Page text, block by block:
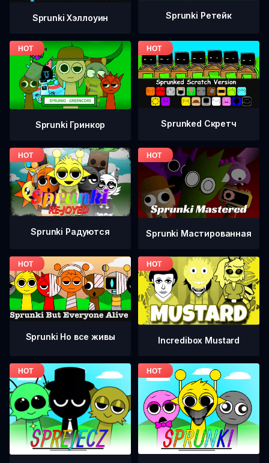
Sprunki Хэллоуин Sprunki Ретейк
Sprunki Гринкор Sprunked Скретч
Sprunki Радуются Sprunki Мастированная
Sprunki Но все живы Incredibox Mustard